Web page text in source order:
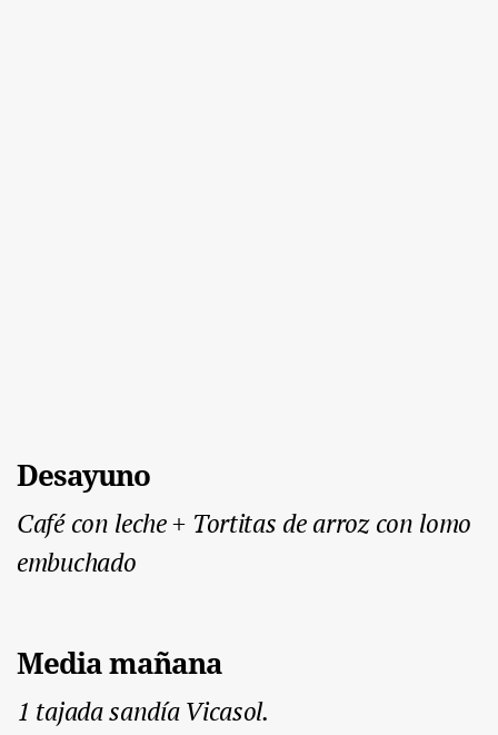
Desayuno
Café con leche + Tortitas de arroz con lomo
embuchado
Media mañana
1 tajada sandía Vicasol.